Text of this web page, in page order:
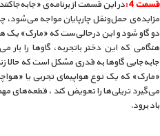
قسمت 4 :
مزایده‌ی حمل‌و‌نقل چارپایان مواجه
دو گاو شود و این در‌حالی‌ست که «مارک»
هنگامی که این دختر باتجربه، گاوها را
جا‌به‌جایی گاوها به قدری مشکل است که حالا
می‌گیرد تریلی‌ها را تعویض کند ، قطعه‌های
باد برود.